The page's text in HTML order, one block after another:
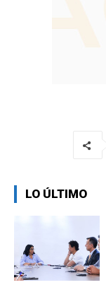
LO ÚLTIMO